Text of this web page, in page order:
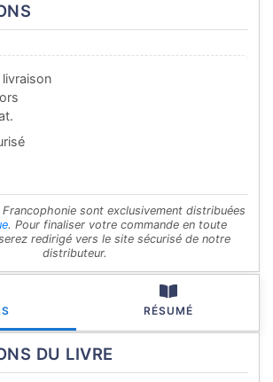
sont exclusivement distribuées
. Pour finaliser votre commande en toute
redirigé vers le site sécurisé de notre
distributeur.
RÉSUMÉ
DU LIVRE